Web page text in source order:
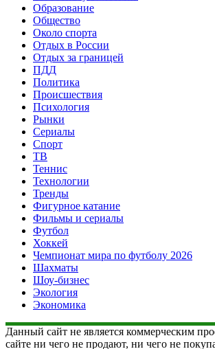
Образование
Общество
Около спорта
Отдых в России
Отдых за границей
ПДД
Политика
Происшествия
Психология
Рынки
Сериалы
Спорт
ТВ
Теннис
Технологии
Тренды
Фигурное катание
Фильмы и сериалы
Футбол
Хоккей
Чемпионат мира по футболу 2026
Шахматы
Шоу-бизнес
Экология
Экономика
Данный сайт не является коммерческим
сайте ни чего не продают, ни чего не